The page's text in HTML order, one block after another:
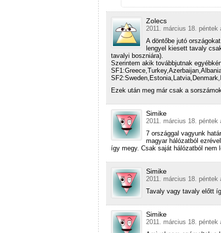
Zolecs
2011. március 18. péntek
A döntőbe jutó
lengyel kiesett tavaly
tavalyi boszniára).
Szerintem akik továbbjutnak
Ezek után meg már csak a
Simike
2011. március 18. péntek
7 országgal vagyunk
magyar hálózatból
így megy. Csak saját hálózatból
Simike
2011. március 18. péntek
Tavaly vagy tavaly előtt
Simike
2011. március 18. péntek